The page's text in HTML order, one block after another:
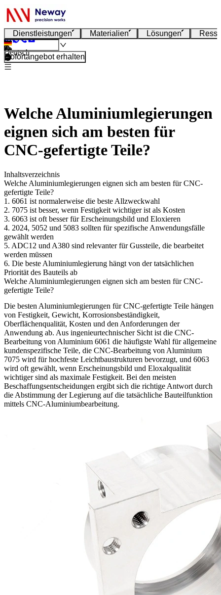
Dienstleistungen Materialien Lösungen
Deutsch
Sofortangebot erhalten
Welche Aluminiumlegierungen
eignen sich am besten für
CNC-gefertigte Teile?
Inhaltsverzeichnis
Welche Aluminiumlegierungen eignen sich am besten für CNC-
gefertigte Teile?
1. 6061 ist normalerweise die beste Allzweckwahl
2. 7075 ist besser, wenn Festigkeit wichtiger ist als Kosten
3. 6063 ist oft besser für Erscheinungsbild und Eloxieren
4. 2024, 5052 und 5083 sollten für spezifische Anwendungsfälle
gewählt werden
5. ADC12 und A380 sind relevanter für Gussteile, die bearbeitet
werden müssen
6. Die beste Aluminiumlegierung hängt von der tatsächlichen
Priorität des Bauteils ab
Welche Aluminiumlegierungen eignen sich am besten für CNC-
gefertigte Teile?
Die besten Aluminiumlegierungen für CNC-gefertigte Teile hängen
von Festigkeit, Gewicht, Korrosionsbeständigkeit,
Oberflächenqualität, Kosten und den Anforderungen der
Anwendung ab. Aus ingenieurtechnischer Sicht ist die CNC-
Bearbeitung von Aluminium 6061 die häufigste Wahl für allgemeine
kundenspezifische Teile, die CNC-Bearbeitung von Aluminium
7075 wird für hochfeste Leichtbaustrukturen bevorzugt, und 6063
wird oft gewählt, wenn Erscheinungsbild und Eloxalqualität
wichtiger sind als maximale Festigkeit. Bei den meisten
Beschaffungsentscheidungen ergibt sich die richtige Antwort durch
die Abstimmung der Legierung auf die tatsächliche Bauteilfunktion
mittels CNC-Aluminiumbearbeitung.